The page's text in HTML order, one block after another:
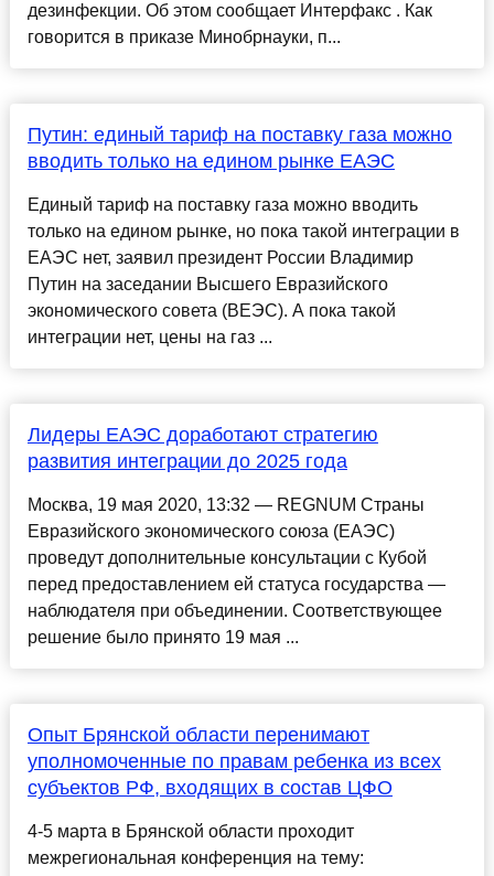
дезинфекции. Об этом сообщает Интерфакс . Как
говорится в приказе Минобрнауки, п...
Путин: единый тариф на поставку газа можно
вводить только на едином рынке ЕАЭС
Единый тариф на поставку газа можно вводить
только на едином рынке, но пока такой интеграции в
ЕАЭС нет, заявил президент России Владимир
Путин на заседании Высшего Евразийского
экономического совета (ВЕЭС). А пока такой
интеграции нет, цены на газ ...
Лидеры ЕАЭС доработают стратегию
развития интеграции до 2025 года
Москва, 19 мая 2020, 13:32 — REGNUM Страны
Евразийского экономического союза (ЕАЭС)
проведут дополнительные консультации с Кубой
перед предоставлением ей статуса государства —
наблюдателя при объединении. Соответствующее
решение было принято 19 мая ...
Опыт Брянской области перенимают
уполномоченные по правам ребенка из всех
субъектов РФ, входящих в состав ЦФО
4-5 марта в Брянской области проходит
межрегиональная конференция на тему: